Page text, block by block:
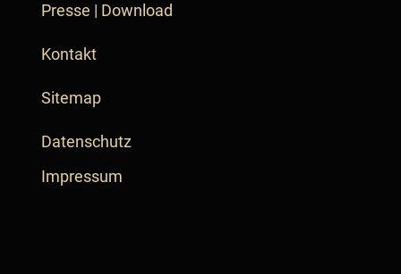
Presse | Download
Kontakt
Sitemap
Datenschutz
Impressum